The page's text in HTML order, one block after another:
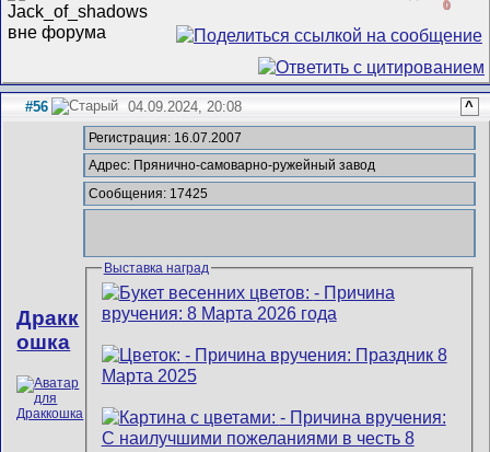
0
#56 04.09.2024, 20:08 ^
Дракк
ошка
Регистрация: 16.07.2007
Адрес: Прянично-самоварно-ружейный завод
Сообщения: 17425
Выставка наград